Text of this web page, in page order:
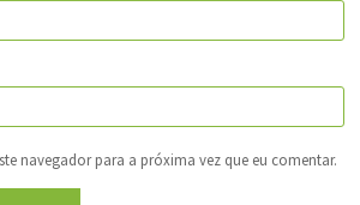
navegador para a próxima vez que eu comentar.